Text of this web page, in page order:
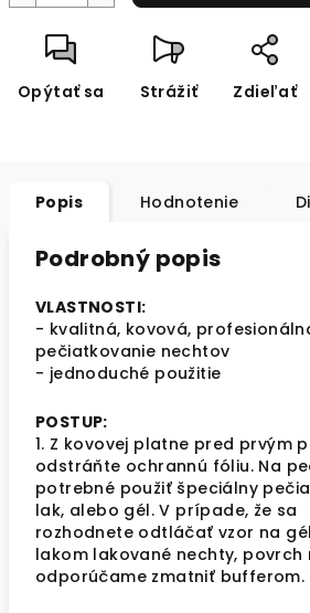
Opýtať sa Strážiť Zdieľať
Popis Hodnotenie
Podrobný popis
VLASTNOSTI:
- kvalitná, kovová,
pečiatkovanie nechtov
- jednoduché použitie
POSTUP:
1. Z kovovej platne pred prvým
odstráňte ochrannú fóliu. Na
potrebné použiť špeciálny
lak, alebo gél. V prípade, že sa
rozhodnete odtláčať vzor na
lakom lakované nechty, povrch
odporúčame zmatniť bufferom.